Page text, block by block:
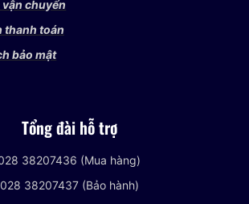
chuyển
thanh toán
bảo mật
Tổng đài hỗ trợ
38207436 (Mua hàng)
028 38207437 (Bảo hành)